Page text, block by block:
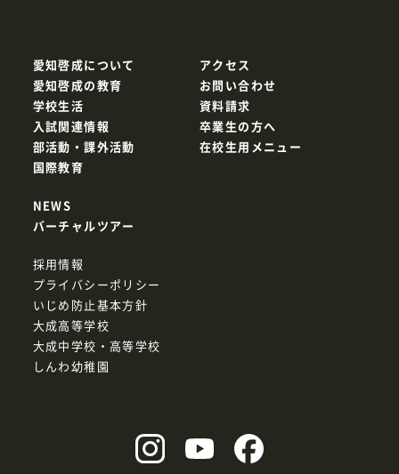
愛知啓成について
愛知啓成の教育
学校生活
入試関連情報
部活動・課外活動
国際教育
アクセス
お問い合わせ
資料請求
卒業生の方へ
在校生用メニュー
採用情報
プライバシーポリシー
いじめ防止基本方針
大成高等学校
大成中学校・高等学校
しんわ幼稚園
NEWS
バーチャルツアー